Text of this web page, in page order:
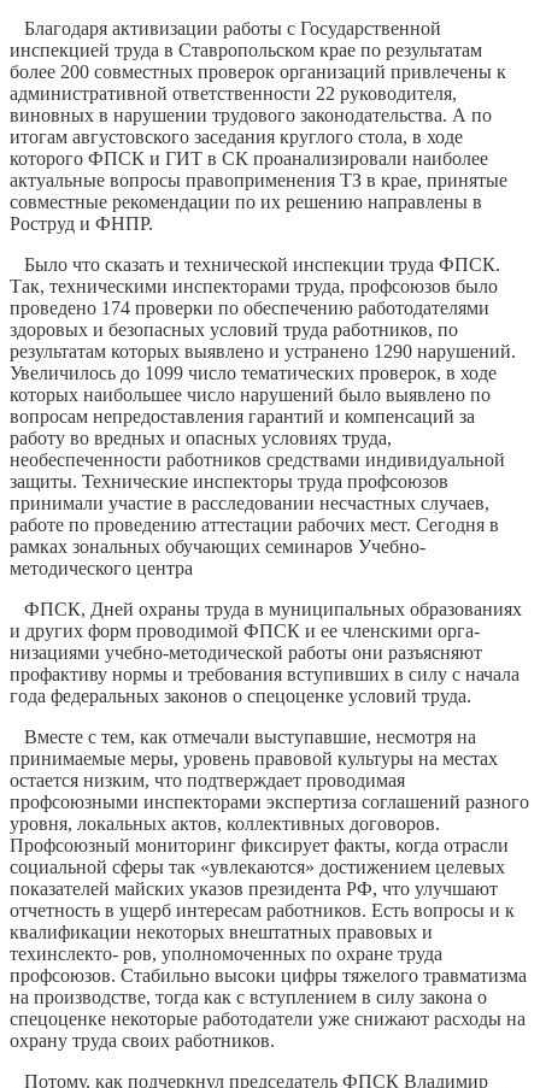
Благодаря активизации работы с Го­сударственной
инспекцией труда в Став­ропольском крае по результатам
более 200 совместных проверок организаций привлечены к
административной ответ­ственности 22 руководителя,
виновных в нарушении трудового законодательства. А по
итогам августовского заседания круглого стола, в ходе
которого ФПСК и ГИТ в СК проанализировали наиболее
актуальные вопросы правоприменения ТЗ в крае, принятые
совместные реко­мендации по их решению направлены в
Роструд и ФНПР.
Было что сказать и технической инспекции труда ФПСК.
Так, техниче­скими инспекторами труда, профсоюзов было
проведено 174 проверки по обе­спечению работодателями
здоровых и безопасных условий труда работников, по
результатам которых выявлено и устранено 1290 нарушений.
Увеличилось до 1099 число тематических проверок, в ходе
которых наибольшее число на­рушений было выявлено по
вопросам непредоставления гарантий и компен­саций за
работу во вредных и опасных условиях труда,
необеспеченности ра­ботников средствами индивидуальной
защиты. Технические инспекторы труда профсоюзов
принимали участие в рас­следовании несчастных случаев,
работе по проведению аттестации рабочих мест. Сегодня в
рамках зональных обучающих семинаров Учебно-
методического центра
ФПСК, Дней охраны труда в муници­пальных образованиях
и других форм проводимой ФПСК и ее членскими орга­
низациями учебно-методической работы они разъясняют
профактиву нормы и требования вступивших в силу с начала
года федеральных законов о спецоценке условий труда.
Вместе с тем, как отмечали выступав­шие, несмотря на
принимаемые меры, уровень правовой культуры на местах
остается низким, что подтверждает про­водимая
профсоюзными инспекторами экспертиза соглашений разного
уровня, локальных актов, коллективных догово­ров.
Профсоюзный мониторинг фикси­рует факты, когда отрасли
социальной сферы так «увлекаются» достижением целевых
показателей майских указов президента РФ, что улучшают
отчетность в ущерб интересам работников. Есть вопросы и к
квалификации некоторых внештатных правовых и
техинслекто- ров, уполномоченных по охране труда
профсоюзов. Стабильно высоки цифры тяжелого травматизма
на производстве, тогда как с вступлением в силу закона о
спецоценке некоторые работодатели уже снижают расходы на
охрану труда своих работников.
Потому, как подчеркнул председатель ФПСК Владимир